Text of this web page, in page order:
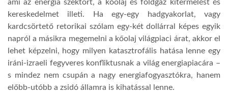
ami az energia szektort, a kőolaj és földgáz kitermelést és
kereskedelmet illeti. Ha egy-egy hadgyakorlat, vagy
kardcsörtető retorikai szólam egy-két dollárral képes egyik
napról a másikra megemelni a kőolaj világpiaci árat, akkor el
lehet képzelni, hogy milyen katasztrofális hatása lenne egy
iráni-izraeli fegyveres konfliktusnak a világ energiapiacára –
s mindez nem csupán a nagy energiafogyasztókra, hanem
előbb-utóbb a zsidó államra is kihatással lenne.